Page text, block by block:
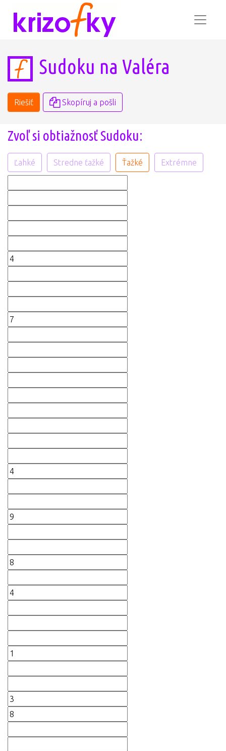
Sudoku na Valéra
Riešiť Skopíruj a pošli
Zvoľ si obtiažnosť Sudoku:
Ľahké Stredne ťažké Ťažké Extrémne